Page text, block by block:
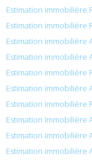
Estimation immobilière
Estimation immobilière
Estimation immobilière
Estimation immobilière
Estimation immobilière
Estimation immobilière
Estimation immobilière
Estimation immobilière
Estimation immobilière
Estimation immobilière